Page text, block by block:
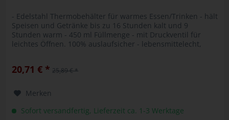
- Edelstahl Thermobehälter für warmes Essen/Trinken - hält
Speisen und Getränke bis zu 16 Stunden kalt und 9
Stunden warm - 450 ml Füllmenge - mit Druckventil für
leichtes Öffnen. 100% auslaufsicher - lebensmittelecht,
20,71 € * 25,89 € *
Merken
Sofort versandfertig, Lieferzeit ca. 1-3 Werktage